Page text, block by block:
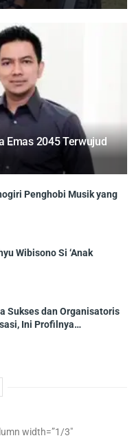
Emas 2045 Terwujud
Penghobi Musik yang
Wibisono Si ‘Anak
Sukses dan Organisatoris
Ini Profilnya…
width=”1/3″